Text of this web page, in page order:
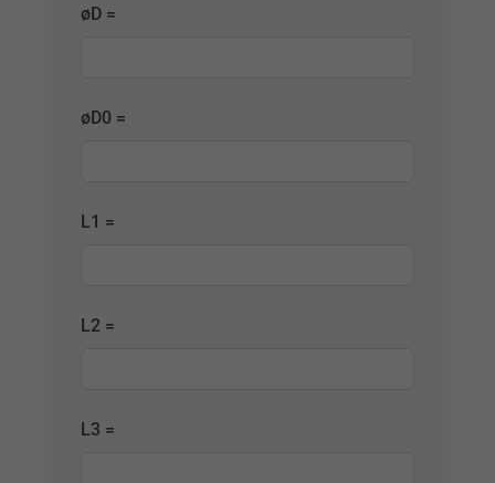
øD =
øD0 =
L1 =
L2 =
L3 =